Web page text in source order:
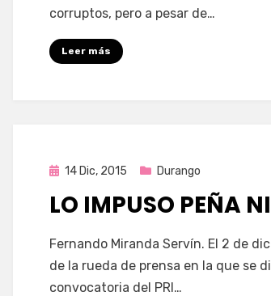
corruptos, pero a pesar de…
Leer más
Publicada
14 Dic, 2015 Durango
LO IMPUSO PEÑA
porEnrique
Fernando Miranda Servín. El 2 de
de la rueda de prensa en la que se
convocatoria del PRI…